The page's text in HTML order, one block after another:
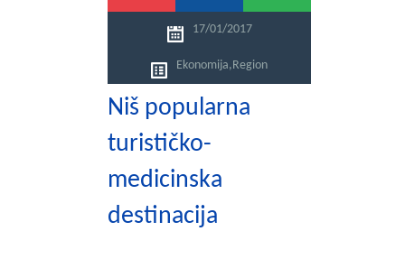
17/01/2017
Ekonomija, Region
Niš popularna
turističko-
medicinska
destinacija